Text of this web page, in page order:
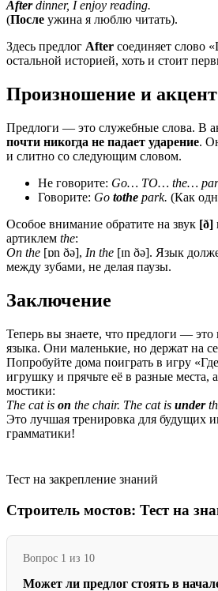
Afterdinner, I enjoy reading.
(После ужина я люблю читать).
Здесь предлог After соединяет слово
остальной историей, хоть и стоит
Произношение и акцент
Предлоги — это служебные слова. В
почти никогда не падает ударение.
и слитно со следующим словом.
Не говорите: Go… TO… the…
Говорите: Go tothe park. (Как
Особое внимание обратите на звук [ð]
артиклем the:
On the [ɒn ðə], In the [ɪn ðə]. Язык
между зубами, не делая паузы.
Заключение
Теперь вы знаете, что предлоги — это
языка. Они маленькие, но держат на
Попробуйте дома поиграть в игру
игрушку и прячьте её в разные места,
мостики:
The cat is on the chair. The cat is under
Это лучшая тренировка для будущих
грамматики!
Тест на закрепление знаний
Строитель мостов: Тест на
Вопрос 1 из 10
Может ли предлог стоять в